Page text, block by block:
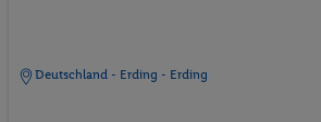
Deutschland - Erding - Erding